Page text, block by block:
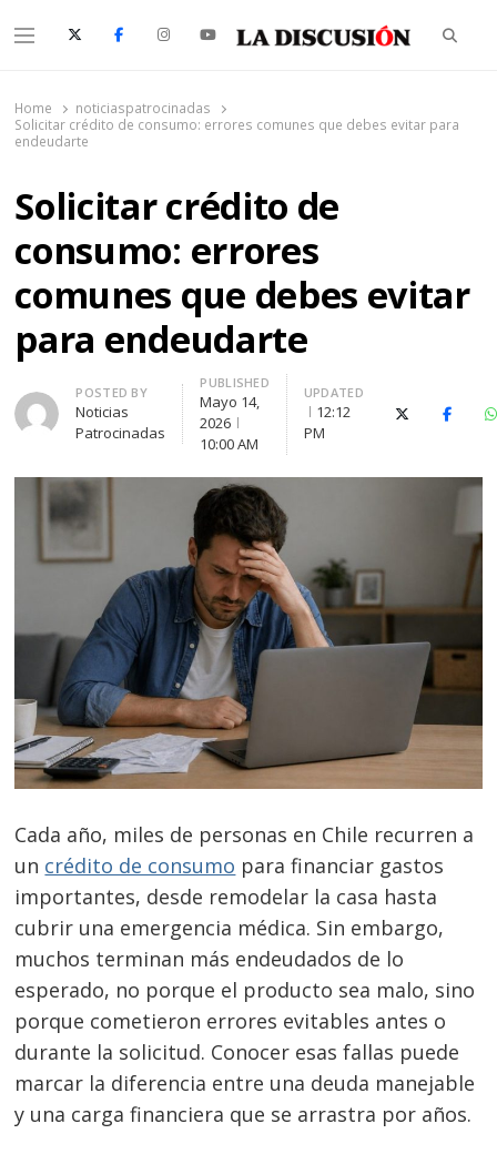
Menu
Home
noticiaspatrocinadas
Solicitar crédito de consumo: errores comunes que debes evitar para
endeudarte
Solicitar crédito de
consumo: errores
comunes que debes evitar
para endeudarte
Author
POSTED BY
Noticias
Patrocinadas
PUBLISHED
Mayo 14,
2026
10:00 AM
UPDATED
12:12
PM
X (Twitter)
Cada año, miles de personas en Chile recurren a
un crédito de consumo para financiar gastos
importantes, desde remodelar la casa hasta
cubrir una emergencia médica. Sin embargo,
muchos terminan más endeudados de lo
esperado, no porque el producto sea malo, sino
porque cometieron errores evitables antes o
durante la solicitud. Conocer esas fallas puede
marcar la diferencia entre una deuda manejable
y una carga financiera que se arrastra por años.